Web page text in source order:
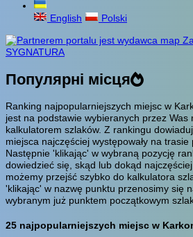
English Polski
Популярні місця
Ranking najpopularniejszych miejsc w
jest na podstawie wybieranych przez Was
kalkulatorem szlaków. Z rankingu
miejsca najczęściej występowały na trasie
Następnie 'klikając' w wybraną pozycję
dowiedzieć się, skąd lub dokąd
możemy przejść szybko do kalkulatora
'klikając' w nazwę punktu przenosimy się
wybranym już punktem początkowym
25 najpopularniejszych miejsc w